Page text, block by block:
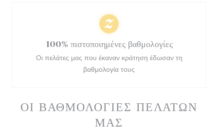
ΟΙ ΒΑΘΜΟΛΟΓΊΕΣ ΠΕΛΑΤΏΝ
ΜΑΣ
100% πιστοποιημένες βαθμολογίες
Οι πελάτες μας που έκαναν κράτηση έδωσαν τη
βαθμολογία τους